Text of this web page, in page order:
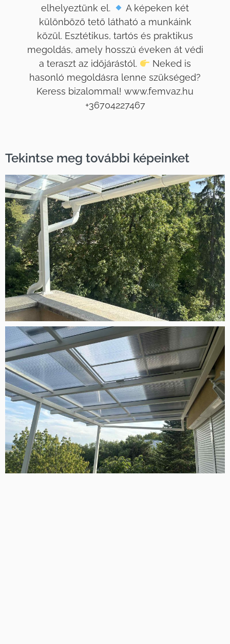
elhelyeztünk el.
A képeken két
különböző tető látható a munkáink
közül. Esztétikus, tartós és praktikus
megoldás, amely hosszú éveken át védi
a teraszt az időjárástól.
Neked is
hasonló megoldásra lenne szükséged?
Keress bizalommal! www.femvaz.hu
+36704227467
Tekintse meg további képeinket